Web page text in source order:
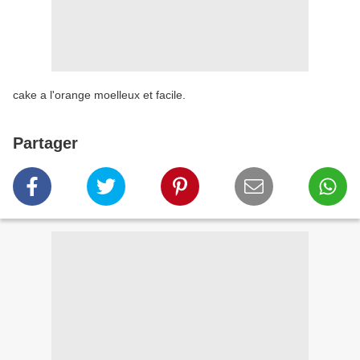
cake a l'orange moelleux et facile.
Partager